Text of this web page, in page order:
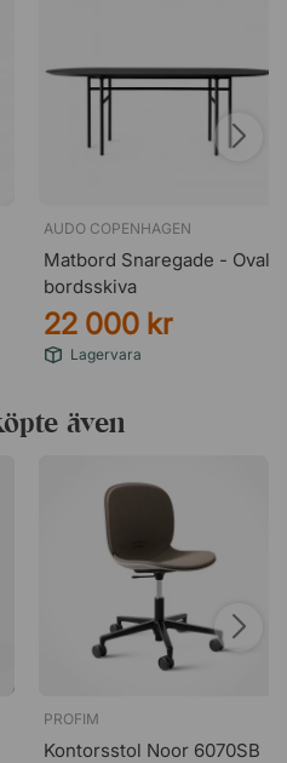
AUDO COPENHAGEN
Matbord Snaregade - Oval
bordsskiva
22 000 kr
Lagervara
även
PROFIM
Kontorsstol Noor 6070SB